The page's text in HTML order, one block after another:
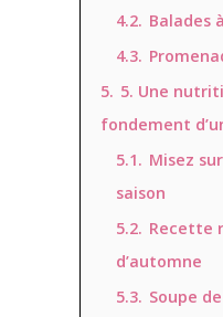
4.2. Balades
4.3.
5. 5. Une
fondement
5.1. Misez
saison
5.2. Recette
d’automne
5.3. Soupe